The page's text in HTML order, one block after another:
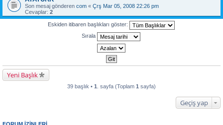
Son mesaj gönderen com « Çrş Mar 05, 2008 22:26 pm
Cevaplar: 2
Eskiden itibaren başlıkları göster:
Sırala
Yeni Başlık
39 başlık • 1 . sayfa (Toplam 1 sayfa)
Geçiş yap
FORUM IZINLERI